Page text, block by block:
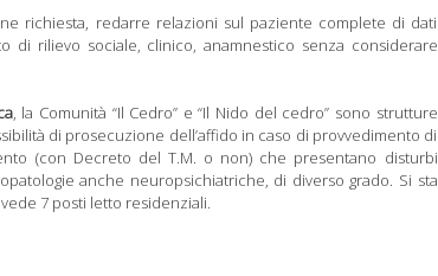
richiesta, redarre relazioni sul paziente complete di dati
di rilievo sociale, clinico, anamnestico senza considerare
, la Comunità “Il Cedro” e “Il Nido del cedro” sono strutture
di prosecuzione dell’affido in caso di provvedimento di
(con Decreto del T.M. o non) che presentano disturbi
anche neuropsichiatriche, di diverso grado. Si sta
7 posti letto residenziali.